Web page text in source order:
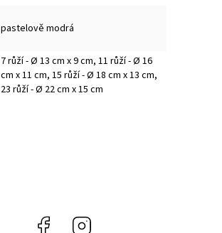
pastelově modrá
7 růží - Ø 13 cm x 9 cm, 11 růží - Ø 16
cm x 11 cm, 15 růží - Ø 18 cm x 13 cm,
23 růží - Ø 22 cm x 15 cm
Facebook